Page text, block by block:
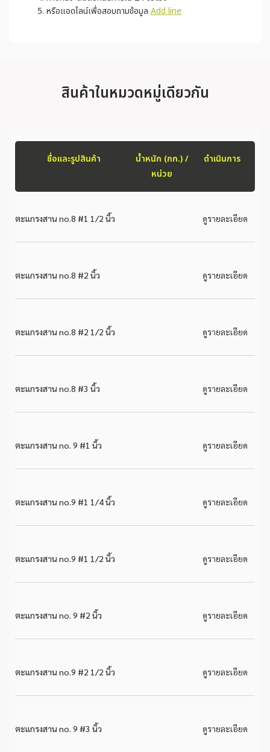
หรือแอดไลน์เพื่อสอบถามข้อมูล Add line
สินค้าในหมวดหมู่เดียวกัน
ชื่อและรูปสินค้า
น้ำหนัก (กก.) /
หน่วย
ดำเนินการ
ตะแกรงสาน no.8 #1 1/2 นิ้ว ดูรายละเอียด
ตะแกรงสาน no.8 #2 นิ้ว ดูรายละเอียด
ตะแกรงสาน no.8 #2 1/2 นิ้ว ดูรายละเอียด
ตะแกรงสาน no.8 #3 นิ้ว ดูรายละเอียด
ตะแกรงสาน no. 9 #1 นิ้ว ดูรายละเอียด
ตะแกรงสาน no.9 #1 1/4 นิ้ว ดูรายละเอียด
ตะแกรงสาน no.9 #1 1/2 นิ้ว ดูรายละเอียด
ตะแกรงสาน no. 9 #2 นิ้ว ดูรายละเอียด
ตะแกรงสาน no.9 #2 1/2 นิ้ว ดูรายละเอียด
ตะแกรงสาน no. 9 #3 นิ้ว ดูรายละเอียด